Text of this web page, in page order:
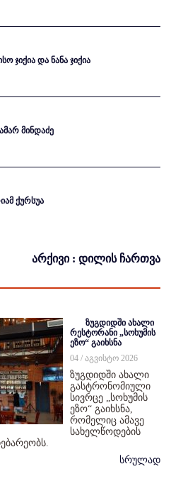
ჯიქია და ნანა ჯიქია
მინდაძე
ქურსუა
არქივი : დილის ჩართვა
ზუგდიდში ახალი
რესტორანი „სოხუმის
ეზო“ გაიხსნა
04 / აგვისტო 2026
ზუგდიდში ახალი
გასტრონომიული
სივრცე „სოხუმის
ეზო“ გაიხსნა,
რომელიც ამავე
სახელწოდების
სრულად